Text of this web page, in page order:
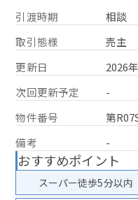
引渡時期
相談
取引態様
売主
更新日
2026
次回更新予定
-
物件番号
第
備考
-
おすすめポイント
スーパー徒歩5分以内